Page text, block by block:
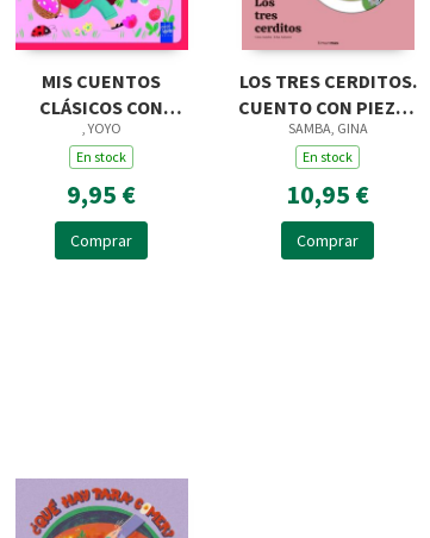
MIS CUENTOS
CLÁSICOS CON
TEXTURAS.
CAPERUCITA ROJA
, YOYO
En stock
9,95 €
Comprar
LOS TRES CERDITOS.
CUENTO CON PIEZAS
DESLIZABLES
SAMBA, GINA
En stock
10,95 €
Comprar